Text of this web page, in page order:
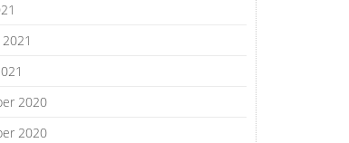
2020
2020